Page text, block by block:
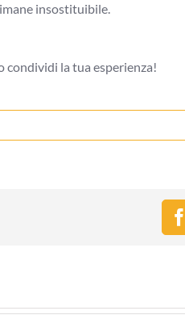
insostituibile.
condividi la tua esperienza!